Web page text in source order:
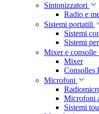
Sintonizzatori
Radio e
Sistemi portatili
Sistemi
Sistemi
Mixer e consolle
Mixer
Consolles
Microfoni
Microfoni
Sistemi